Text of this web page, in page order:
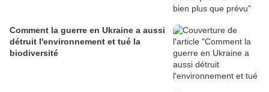
Comment la guerre en Ukraine a aussi
détruit l'environnement et tué la
biodiversité